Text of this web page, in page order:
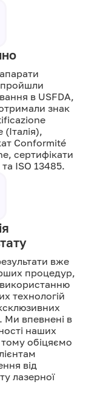
в USFDA,
знак
Conformité
сертифікати
ISO 13485.
вже
процедур,
технологій
Ми впевнені в
наших
обіцяємо
від
лазерної